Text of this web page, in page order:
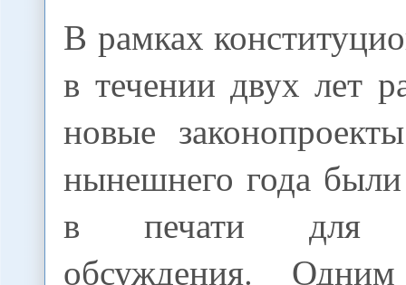
В рамках
в течении двух лет
новые
нынешнего года
в печати для
обсуждения.